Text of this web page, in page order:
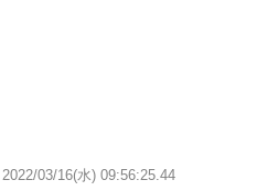
2022/03/16(水) 09:56:25.44